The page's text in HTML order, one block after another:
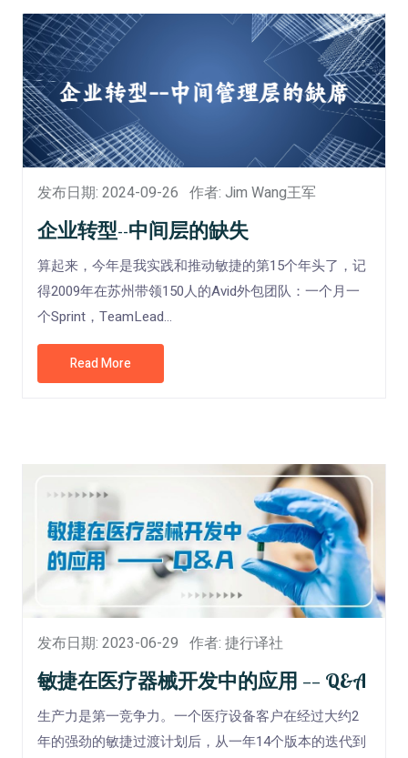
发布日期: 2024-09-26 作者: Jim Wang王军
企业转型--中间层的缺失
算起来，今年是我实践和推动敏捷的第15个年头了，记
得2009年在苏州带领150人的Avid外包团队：一个月一
个Sprint，TeamLead...
Read More
发布日期: 2023-06-29 作者: 捷行译社
敏捷在医疗器械开发中的应用 —— Q&A
生产力是第一竞争力。一个医疗设备客户在经过大约2
年的强劲的敏捷过渡计划后，从一年14个版本的迭代到